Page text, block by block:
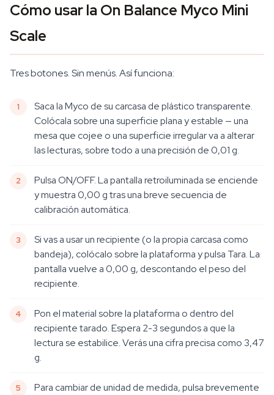
Cómo usar la On Balance Myco Mini
Scale
Tres botones. Sin menús. Así funciona:
Saca la Myco de su carcasa de plástico transparente.
Colócala sobre una superficie plana y estable — una
mesa que cojee o una superficie irregular va a alterar
las lecturas, sobre todo a una precisión de 0,01 g.
Pulsa ON/OFF. La pantalla retroiluminada se enciende
y muestra 0,00 g tras una breve secuencia de
calibración automática.
Si vas a usar un recipiente (o la propia carcasa como
bandeja), colócalo sobre la plataforma y pulsa Tara. La
pantalla vuelve a 0,00 g, descontando el peso del
recipiente.
Pon el material sobre la plataforma o dentro del
recipiente tarado. Espera 2-3 segundos a que la
lectura se estabilice. Verás una cifra precisa como 3,47
g.
Para cambiar de unidad de medida, pulsa brevemente